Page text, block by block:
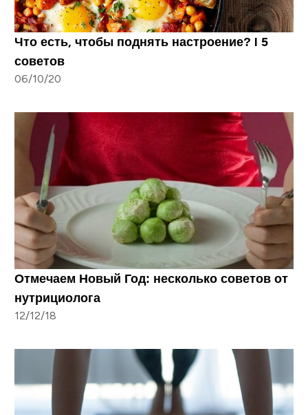
Что есть, чтобы поднять настроение? I 5
советов
06/10/20
Отмечаем Новый Год: несколько советов от
нутрициолога
12/12/18